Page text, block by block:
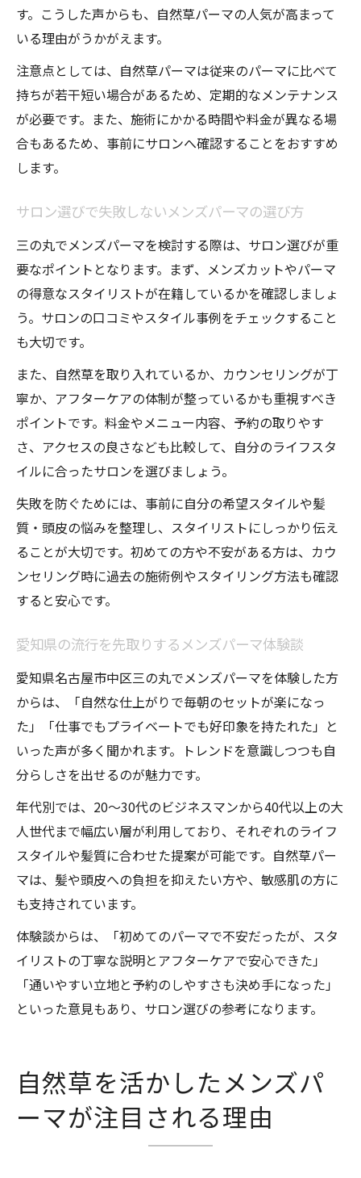
す。こうした声からも、自然草パーマの人気が高まって
いる理由がうかがえます。
注意点としては、自然草パーマは従来のパーマに比べて
持ちが若干短い場合があるため、定期的なメンテナンス
が必要です。また、施術にかかる時間や料金が異なる場
合もあるため、事前にサロンへ確認することをおすすめ
します。
サロン選びで失敗しないメンズパーマの選び方
三の丸でメンズパーマを検討する際は、サロン選びが重
要なポイントとなります。まず、メンズカットやパーマ
の得意なスタイリストが在籍しているかを確認しましょ
う。サロンの口コミやスタイル事例をチェックすること
も大切です。
また、自然草を取り入れているか、カウンセリングが丁
寧か、アフターケアの体制が整っているかも重視すべき
ポイントです。料金やメニュー内容、予約の取りやす
さ、アクセスの良さなども比較して、自分のライフスタ
イルに合ったサロンを選びましょう。
失敗を防ぐためには、事前に自分の希望スタイルや髪
質・頭皮の悩みを整理し、スタイリストにしっかり伝え
ることが大切です。初めての方や不安がある方は、カウ
ンセリング時に過去の施術例やスタイリング方法も確認
すると安心です。
愛知県の流行を先取りするメンズパーマ体験談
愛知県名古屋市中区三の丸でメンズパーマを体験した方
からは、「自然な仕上がりで毎朝のセットが楽になっ
た」「仕事でもプライベートでも好印象を持たれた」と
いった声が多く聞かれます。トレンドを意識しつつも自
分らしさを出せるのが魅力です。
年代別では、20～30代のビジネスマンから40代以上の大
人世代まで幅広い層が利用しており、それぞれのライフ
スタイルや髪質に合わせた提案が可能です。自然草パー
マは、髪や頭皮への負担を抑えたい方や、敏感肌の方に
も支持されています。
体験談からは、「初めてのパーマで不安だったが、スタ
イリストの丁寧な説明とアフターケアで安心できた」
「通いやすい立地と予約のしやすさも決め手になった」
といった意見もあり、サロン選びの参考になります。
自然草を活かしたメンズパ
ーマが注目される理由